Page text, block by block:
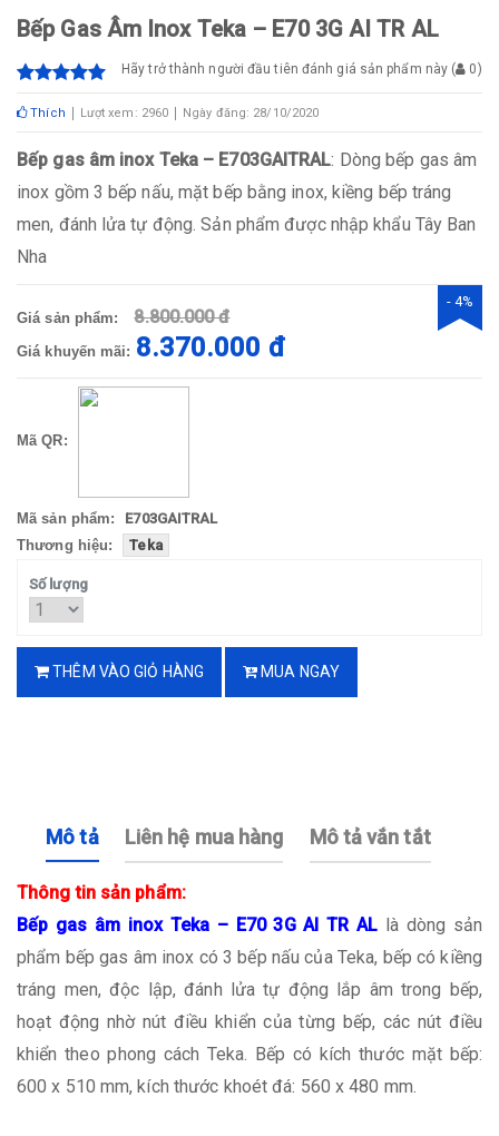
Bếp Gas Âm Inox Teka – E70 3G AI TR AL
Hãy trở thành người đầu tiên đánh giá sản phẩm này ( 0)
Thích Lượt xem: 2960 Ngày đăng: 28/10/2020
Bếp gas âm inox Teka – E703GAITRAL: Dòng bếp gas âm
inox gồm 3 bếp nấu, mặt bếp bằng inox, kiềng bếp tráng
men, đánh lửa tự động. Sản phẩm được nhập khẩu Tây Ban
Nha
Giá sản phẩm: 8.800.000 đ
Giá khuyến mãi: 8.370.000 đ
- 4%
Mã QR:
Mã sản phẩm:
E703GAITRAL
Thương hiệu:
Teka
Số lượng
THÊM VÀO GIỎ HÀNG MUA NGAY
Mô tả Liên hệ mua hàng Mô tả vắn tắt
Thông tin sản phẩm:
Bếp gas âm inox Teka – E70 3G AI TR AL là dòng sản
phẩm bếp gas âm inox có 3 bếp nấu của Teka, bếp có kiềng
tráng men, độc lập, đánh lửa tự động lắp âm trong bếp,
hoạt động nhờ nút điều khiển của từng bếp, các nút điều
khiển theo phong cách Teka. Bếp có kích thước mặt bếp:
600 x 510 mm, kích thước khoét đá: 560 x 480 mm.